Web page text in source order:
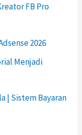
FB Pro
2026
Menjadi
| Sistem Bayaran